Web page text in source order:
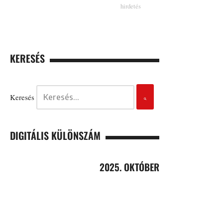
KERESÉS
Keresés
DIGITÁLIS KÜLÖNSZÁM
2025. OKTÓBER